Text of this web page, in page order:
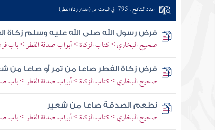
عدد النتائج : 795 في البحث عن (مقدار زكاة الفطر)
فرض رسول الله صلى الله عليه وسلم زكاة
صحيح البخاري > كتاب الزكاة > أبواب صدقة الفطر > باب
فرض زكاة الفطر صاعا من تمر أو صاعا من
صحيح البخاري > كتاب الزكاة > أبواب صدقة الفطر > باب
نطعم الصدقة صاعا من شعير
صحيح البخاري > كتاب الزكاة > أبواب صدقة الفطر > باب